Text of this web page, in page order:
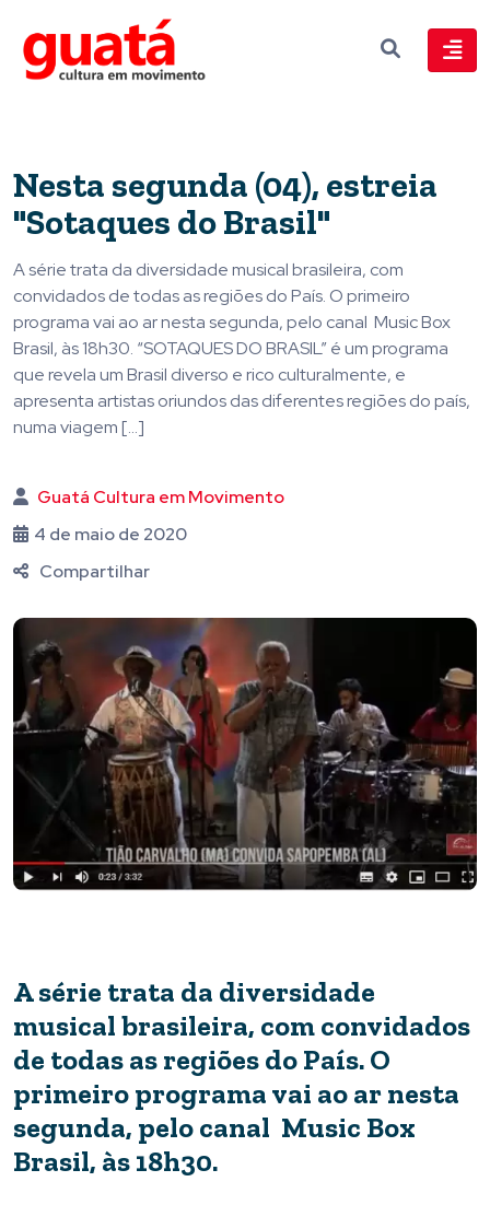
Nesta segunda (04), estreia
"Sotaques do Brasil"
A série trata da diversidade musical brasileira, com
convidados de todas as regiões do País. O primeiro
programa vai ao ar nesta segunda, pelo canal Music Box
Brasil, às 18h30. “SOTAQUES DO BRASIL” é um programa
que revela um Brasil diverso e rico culturalmente, e
apresenta artistas oriundos das diferentes regiões do país,
numa viagem […]
Guatá Cultura em Movimento
4 de maio de 2020
Compartilhar
A série trata da diversidade
musical brasileira, com convidados
de todas as regiões do País. O
primeiro programa vai ao ar nesta
segunda, pelo canal Music Box
Brasil, às 18h30.